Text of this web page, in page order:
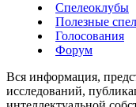
Спелеоклубы
Полезные
Голосования
Форум
Вся информация,
исследований,